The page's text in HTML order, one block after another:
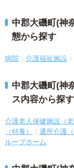
中郡大磯町(神
態から探す
病院 介護福祉施設
中郡大磯町(神
ス内容から探す
介護老人保健施設（老
（特養）
通所介護
ループホーム